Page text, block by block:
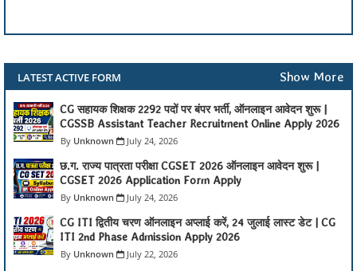
LATEST ACTIVE FORM Show More
CG सहायक शिक्षक 2292 पदों पर बंपर भर्ती, ऑनलाइन आवेदन शुरू |
CGSSB Assistant Teacher Recruitment Online Apply 2026
Unknown July 24, 2026
छ.ग. राज्य पात्रता परीक्षा CGSET 2026 ऑनलाइन आवेदन शुरू |
CGSET 2026 Application Form Apply
Unknown July 24, 2026
CG ITI द्वितीय चरण ऑनलाइन अप्लाई करें, 24 जुलाई लास्ट डेट | CG
ITI 2nd Phase Admission Apply 2026
Unknown July 22, 2026